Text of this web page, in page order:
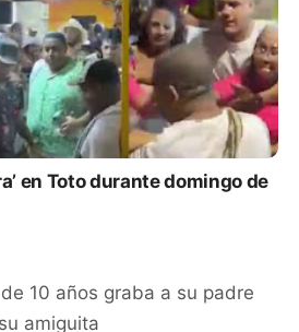
en Toto durante domingo de